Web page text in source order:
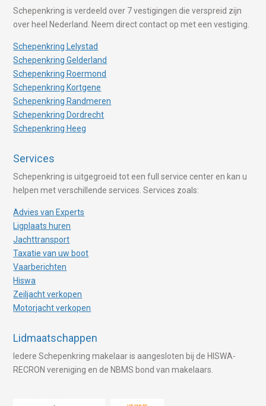
Schepenkring is verdeeld over 7 vestigingen die verspreid zijn
over heel Nederland. Neem direct contact op met een vestiging.
Schepenkring Lelystad
Schepenkring Gelderland
Schepenkring Roermond
Schepenkring Kortgene
Schepenkring Randmeren
Schepenkring Dordrecht
Schepenkring Heeg
Services
Schepenkring is uitgegroeid tot een full service center en kan u
helpen met verschillende services. Services zoals:
Advies van Experts
Ligplaats huren
Jachttransport
Taxatie van uw boot
Vaarberichten
Hiswa
Zeiljacht verkopen
Motorjacht verkopen
Lidmaatschappen
Iedere Schepenkring makelaar is aangesloten bij de HISWA-
RECRON vereniging en de NBMS bond van makelaars.